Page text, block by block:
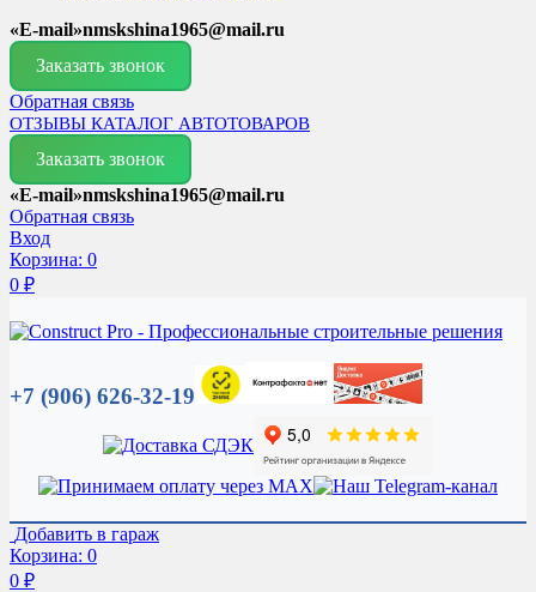
«E-mail»nmskshina1965@mail.ru
Заказать звонок
Обратная связь
ОТЗЫВЫ КАТАЛОГ АВТОТОВАРОВ
Заказать звонок
«E-mail»nmskshina1965@mail.ru
Обратная связь
Вход
Корзина: 0
0 ₽
+7 (906) 626-32-19
Добавить в гараж
Корзина: 0
0 ₽